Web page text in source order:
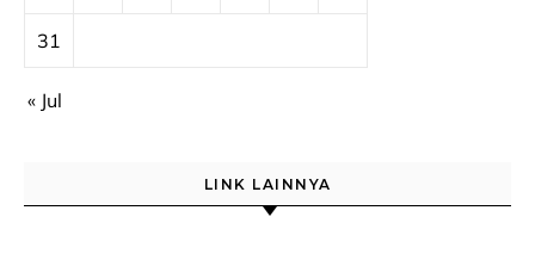
31
« Jul
LINK LAINNYA